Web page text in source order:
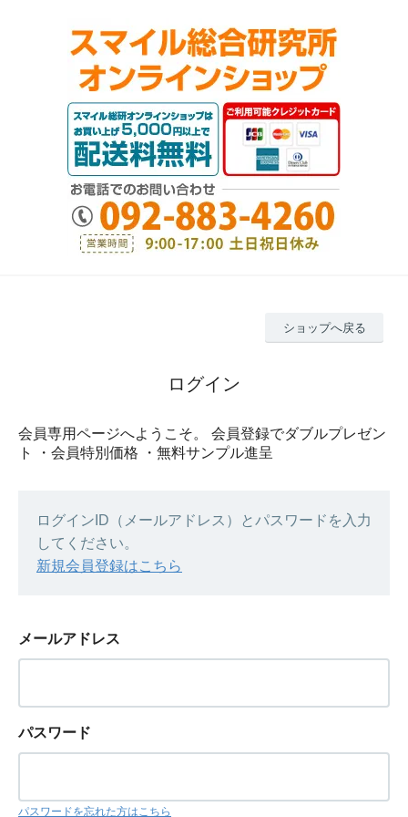
ショップへ戻る
ログイン
会員専用ページへようこそ。 会員登録でダブルプレゼン
ト ・会員特別価格 ・無料サンプル進呈
ログインID（メールアドレス）とパスワードを入力
してください。
新規会員登録はこちら
メールアドレス
パスワード
パスワードを忘れた方はこちら